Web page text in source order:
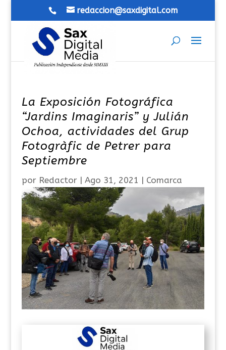
redaccion@saxdigital.com
La Exposición Fotográfica
“Jardins Imaginaris” y Julián
Ochoa, actividades del Grup
Fotogràfic de Petrer para
Septiembre
por Redactor| Ago 31, 2021 | Comarca